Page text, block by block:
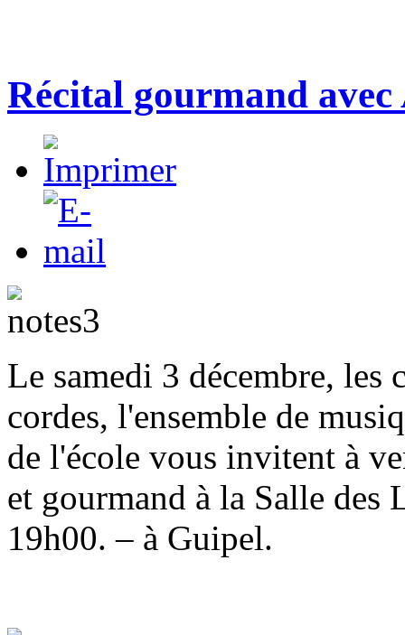
Récital gourmand
Le samedi 3 décembre, les
cordes, l'ensemble de
de l'école vous invitent à
et gourmand à la Salle des
19h00. – à Guipel.